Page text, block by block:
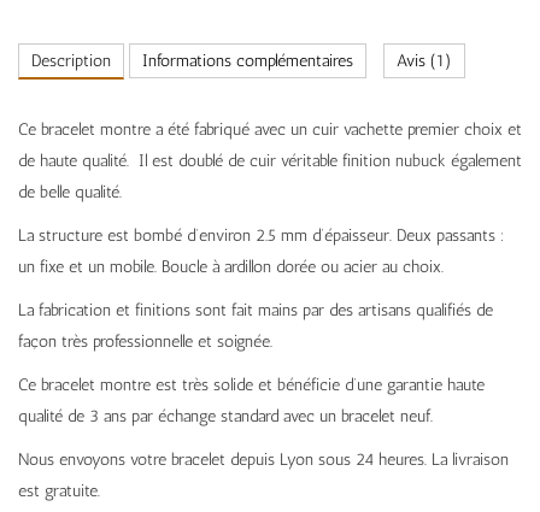
Description Informations complémentaires Avis (1)
Ce bracelet montre a été fabriqué avec un cuir vachette premier choix et
de haute qualité. Il est doublé de cuir véritable finition nubuck également
de belle qualité.
La structure est bombé d’environ 2.5 mm d’épaisseur. Deux passants :
un fixe et un mobile. Boucle à ardillon dorée ou acier au choix.
La fabrication et finitions sont fait mains par des artisans qualifiés de
façon très professionnelle et soignée.
Ce bracelet montre est très solide et bénéficie d’une garantie haute
qualité de 3 ans par échange standard avec un bracelet neuf.
Nous envoyons votre bracelet depuis Lyon sous 24 heures. La livraison
est gratuite.